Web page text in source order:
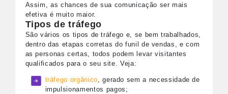
Assim, as chances de sua comunicação ser mais
efetiva é muito maior.
Tipos de tráfego
São vários os tipos de tráfego e, se bem trabalhados,
dentro das etapas corretas do funil de vendas, e com
as personas certas, todos podem levar visitantes
qualificados para o seu site. Veja:
tráfego orgânico , gerado sem a necessidade de
impulsionamentos pagos;